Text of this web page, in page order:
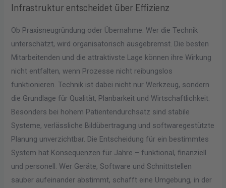
Infrastruktur entscheidet über Effizienz
Ob Praxisneugründung oder Übernahme: Wer die Technik
unterschätzt, wird organisatorisch ausgebremst. Die besten
Mitarbeitenden und die attraktivste Lage können ihre Wirkung
nicht entfalten, wenn Prozesse nicht reibungslos
funktionieren. Technik ist dabei nicht nur Werkzeug, sondern
die Grundlage für Qualität, Planbarkeit und Wirtschaftlichkeit.
Besonders bei hohem Patientendurchsatz sind stabile
Systeme, verlässliche Bildübertragung und softwaregestützte
Planung unverzichtbar. Die Entscheidung für ein bestimmtes
System hat Konsequenzen für Jahre – funktional, finanziell
und personell. Wer Geräte, Software und Schnittstellen
sauber aufeinander abstimmt, schafft eine Umgebung, in der